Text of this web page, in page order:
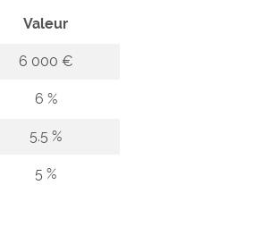
Valeur
6 000 €
6 %
5.5 %
5 %